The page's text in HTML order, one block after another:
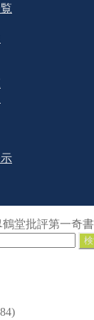
鶴堂批評第一奇